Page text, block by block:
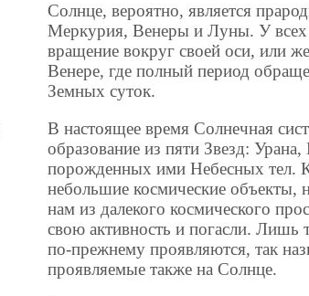
Солнце, вероятно, является
Меркурия, Венеры и Луны. У всех
вращение вокруг своей оси, или
Венере, где полный период
Земных суток.
В настоящее время Солнечная
образование из пяти Звезд:
порожденных ими Небесных тел.
небольшие космические
нам из далекого космического
свою активность и погасли. Лишь
по-прежнему проявляются, так
проявляемые также на Солнце.